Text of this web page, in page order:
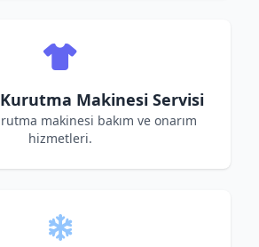
Makinesi Servisi
makinesi bakım ve onarım
hizmetleri.